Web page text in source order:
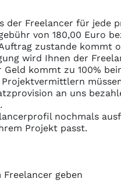
der Freelancer für jede
von 180,00 Euro
zustande kommt
wird Ihnen der
kommt zu 100%
an uns
nochmals
Projekt passt.
geben